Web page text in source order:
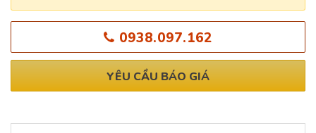
0938.097.162
YÊU CẦU BÁO GIÁ